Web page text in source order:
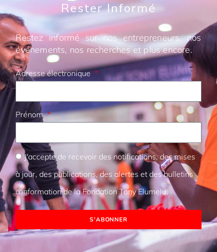
Rester Informé
Restez informé sur nos entrepreneurs, nos
événements, nos recherches et plus encore.
Adresse électronique
Prénom
J'accepte de recevoir des notifications, des mises
à jour, des publications, des alertes et des bulletins
d'information de la Fondation Tony Elumelu.
S'ABONNER